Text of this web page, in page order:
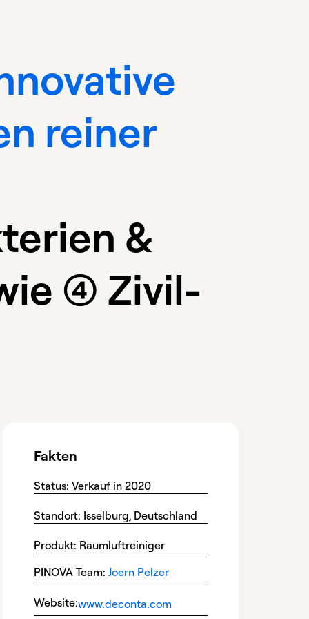
reiner
&
(4) Zivil-
Fakten
Status: Verkauf in 2020
Standort: Isselburg, Deutschland
Produkt: Raumluftreiniger
PINOVA Team: Joern Pelzer
Website:www.deconta.com